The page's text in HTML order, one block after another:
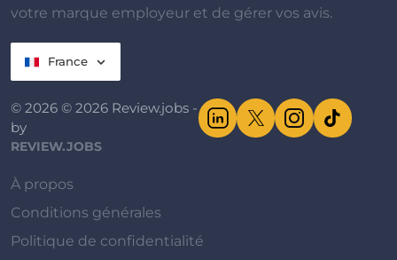
votre marque employeur et de gérer vos avis.
France
© 2026 © 2026 Review.jobs -
by
REVIEW.JOBS
À propos
Conditions générales
Politique de confidentialité